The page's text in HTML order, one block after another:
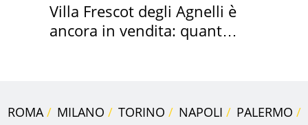
Villa Frescot degli Agnelli è
ancora in vendita: quanto
ROMA MILANO TORINO NAPOLI
PALERMO